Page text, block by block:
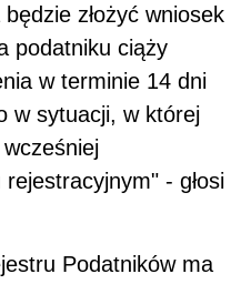
złożyć wniosek
podatniku ciąży
w terminie 14 dni
w sytuacji, w której
- głosi
Podatników ma